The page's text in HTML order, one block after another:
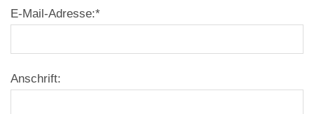
E-Mail-Adresse:*
Anschrift: